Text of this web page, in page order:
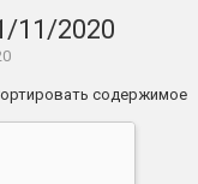
11/2020
содержимое